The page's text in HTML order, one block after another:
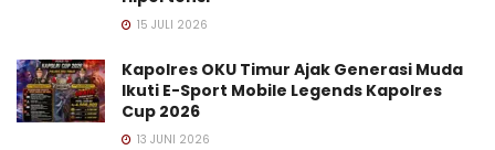
15 JULI 2026
Kapolres OKU Timur Ajak Generasi Muda
Ikuti E-Sport Mobile Legends Kapolres
Cup 2026
13 JUNI 2026